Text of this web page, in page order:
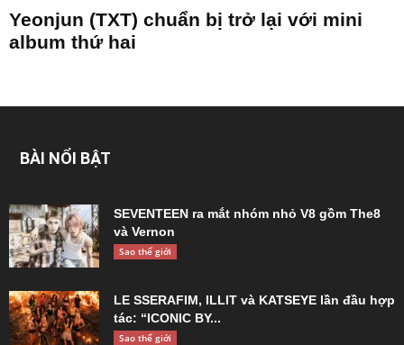
Yeonjun (TXT) chuẩn bị trở lại với mini
album thứ hai
BÀI NỔI BẬT
SEVENTEEN ra mắt nhóm nhỏ V8 gồm The8
và Vernon
Sao thế giới
LE SSERAFIM, ILLIT và KATSEYE lần đầu hợp
tác: “ICONIC BY...
Sao thế giới